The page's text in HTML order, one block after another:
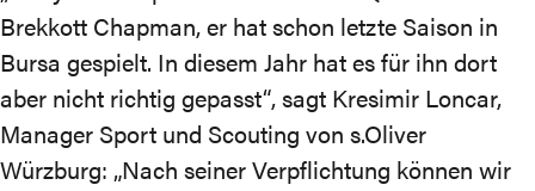
Brekkott Chapman, er hat schon letzte Saison in
Bursa gespielt. In diesem Jahr hat es für ihn dort
aber nicht richtig gepasst“, sagt Kresimir Loncar,
Manager Sport und Scouting von s.Oliver
Würzburg: „Nach seiner Verpflichtung können wir